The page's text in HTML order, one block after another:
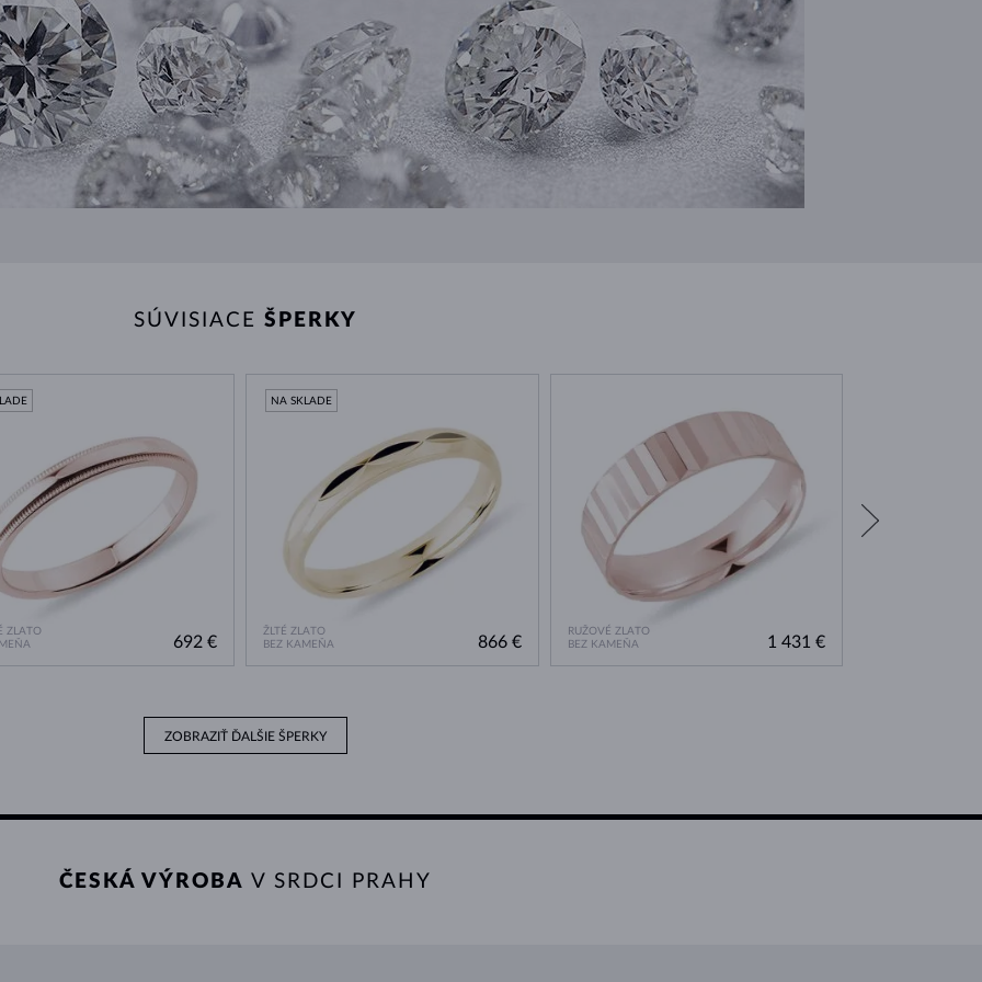
SÚVISIACE ŠPERKY
ZLATO
692 €
ŽLTÉ ZLATO
BEZ KAMEŇA
NA SKLADE
866 €
RUŽOVÉ ZLATO
BEZ KAMEŇA
1 431 €
ZOBRAZIŤ ĎALŠIE ŠPERKY
ČESKÁ VÝROBA V SRDCI PRAHY